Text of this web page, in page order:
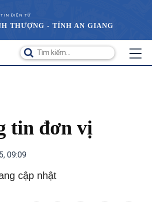
TIN ĐIỆN TỬ
THƯỢNG - TỈNH AN GIANG
tin đơn vị
09:09
cập nhật